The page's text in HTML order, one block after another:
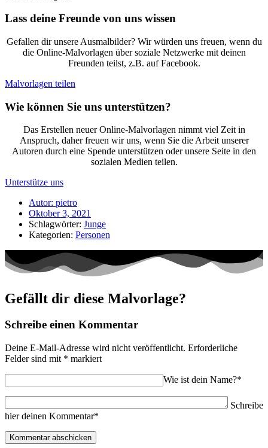
Lass deine Freunde von uns wissen
Gefallen dir unsere Ausmalbilder? Wir würden uns freuen, wenn du
die Online-Malvorlagen über soziale Netzwerke mit deinen
Freunden teilst, z.B. auf Facebook.
Malvorlagen teilen
Wie können Sie uns unterstützen?
Das Erstellen neuer Online-Malvorlagen nimmt viel Zeit in
Anspruch, daher freuen wir uns, wenn Sie die Arbeit unserer
Autoren durch eine Spende unterstützen oder unsere Seite in den
sozialen Medien teilen.
Unterstütze uns
Autor: pietro
Oktober 3, 2021
Schlagwörter: Junge
Kategorien: Personen
Gefällt dir diese Malvorlage?
Schreibe einen Kommentar
Deine E-Mail-Adresse wird nicht veröffentlicht. Erforderliche
Felder sind mit * markiert
Wie ist dein Name?*
Schreibe
hier deinen Kommentar*